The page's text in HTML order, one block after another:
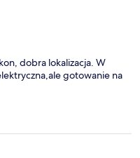
dobra lokalizacja. W
gotowanie na